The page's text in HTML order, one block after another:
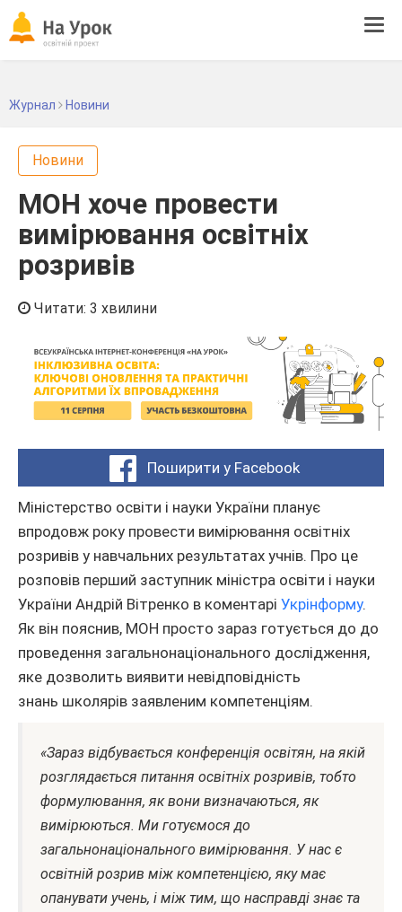
Журнал Новини
Новини
МОН хоче провести
вимірювання освітніх
розривів
Читати: 3 хвилини
Поширити у Facebook
Міністерство освіти і науки України планує
впродовж року провести вимірювання освітніх
розривів у навчальних результатах учнів. Про це
розповів перший заступник міністра освіти і науки
України Андрій Вітренко в коментарі Укрінформу.
Як він пояснив, МОН просто зараз готується до до
проведення загальнонаціонального дослідження,
яке дозволить виявити невідповідність
знань школярів заявленим компетенціям.
«Зараз відбувається конференція освітян, на якій
розглядається питання освітніх розривів, тобто
формулювання, як вони визначаються, як
вимірюються. Ми готуємося до
загальнонаціонального вимірювання. У нас є
освітній розрив між компетенцією, яку має
опанувати учень, і між тим, що насправді знає та